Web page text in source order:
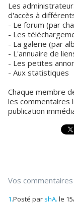
Les
d'accès à
- Le forum (par
- Les
- La galerie (par
- L'annuaire de
- Les petites
- Aux statistiques
Chaque membre
les commentaires
publication
Vos commentaires
1.Posté par shA. le